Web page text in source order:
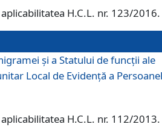
H.C.L. nr. 123/2016.
și a Statului de funcții ale
Local de Evidență a
H.C.L. nr. 112/2013.